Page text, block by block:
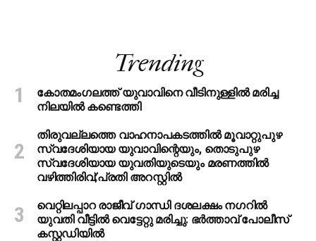
Trending
കോതമംഗലത്ത് യുവാവിനെ വീടിനുള്ളിൽ മരിച്ച
നിലയിൽ കണ്ടെത്തി
തിരുവല്ലത്തെ വാഹനാപകടത്തില്‍ മൂവാറ്റുപുഴ
സ്വദേശിയായ യുവാവിന്റെയും, തൊടുപുഴ
സ്വദേശിയായ യുവതിയുടെയും മരണത്തില്‍
വഴിത്തിരിവ്;പ്രതി അറസ്റ്റില്‍
വെറ്റിലപ്പാറ രാജീവ് ഗാന്ധി ദശലക്ഷം നഗറിൽ
യുവതി വീട്ടിൽ വെട്ടേറ്റു മരിച്ചു: ഭർത്താവ് പോലീസ്
കസ്റ്റഡിയിൽ